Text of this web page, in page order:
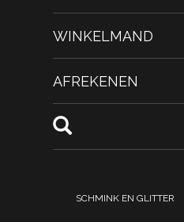
WINKELMAND
AFREKENEN
SCHMINK EN GLITTER